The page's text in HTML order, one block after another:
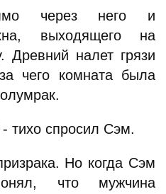
через него и
выходящего на
Древний налет грязи
чего комната была
тихо спросил Сэм.
Но когда Сэм
что мужчина